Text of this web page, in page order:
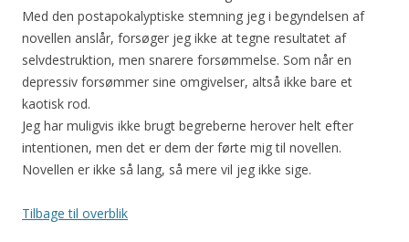
Med den postapokalyptiske stemning jeg i begyndelsen af
novellen anslår, forsøger jeg ikke at tegne resultatet af
selvdestruktion, men snarere forsømmelse. Som når en
depressiv forsømmer sine omgivelser, altså ikke bare et
kaotisk rod.
Jeg har muligvis ikke brugt begreberne herover helt efter
intentionen, men det er dem der førte mig til novellen.
Novellen er ikke så lang, så mere vil jeg ikke sige.
Tilbage til overblik